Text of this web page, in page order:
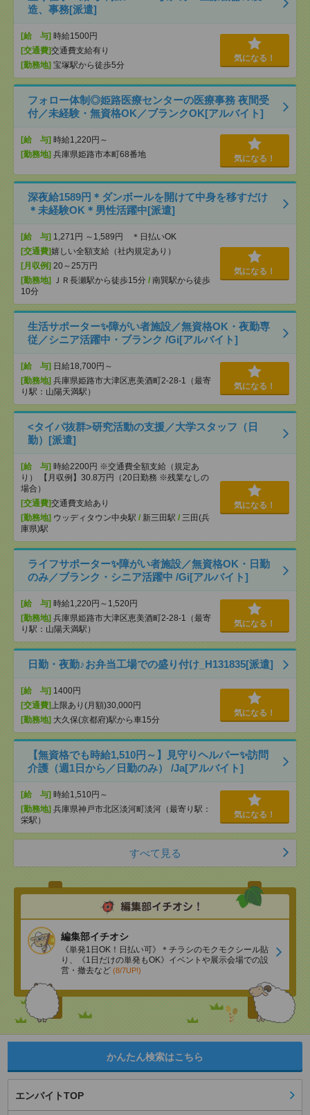
造、事務[派遣]
[給 与] 時給1500円
[交通費]交通費支給有り
[勤務地] 宝塚駅から徒歩5分
気になる！
フォロー体制◎姫路医療センターの医療事務 夜間受
付／未経験・無資格OK／ブランクOK[アルバイト]
[給 与] 時給1,220円～
[勤務地] 兵庫県姫路市本町68番地 気になる！
深夜給1589円＊ダンボールを開けて中身を移すだけ
＊未経験OK＊男性活躍中[派遣]
[給 与] 1,271円 ～1,589円 ＊日払いOK
[交通費]嬉しい全額支給（社内規定あり）
[月収例] 20～25万円
[勤務地]
ＪＲ長瀬駅から徒歩15分 / 南巽駅から徒歩
10分
気になる！
生活サポーター✨障がい者施設／無資格OK・夜勤専
従／シニア活躍中・ブランク /Gi[アルバイト]
[給 与] 日給18,700円～
[勤務地] 兵庫県姫路市大津区恵美酒町2-28-1（最寄
り駅：山陽天満駅）
気になる！
<タイパ抜群>研究活動の支援／大学スタッフ（日
勤）[派遣]
[給 与] 時給2200円 ※交通費全額支給（規定あ
り） 【月収例】30.8万円（20日勤務 ※残業なしの
場合）
[交通費]交通費支給あり
[勤務地] ウッディタウン中央駅 / 新三田駅 / 三田(兵
庫県)駅
気になる！
ライフサポーター✨障がい者施設／無資格OK・日勤
のみ／ブランク・シニア活躍中 /Gi[アルバイト]
[給 与] 時給1,220円～1,520円
[勤務地] 兵庫県姫路市大津区恵美酒町2-28-1（最寄
り駅：山陽天満駅）
気になる！
日勤・夜勤♪お弁当工場での盛り付け_H131835[派遣]
[給 与] 1400円
[交通費] 上限あり(月額)30,000円
[勤務地] 大久保(京都府)駅から車15分
気になる！
【無資格でも時給1,510円～】見守りヘルパー✨訪問
介護（週1日から／日勤のみ） /Ja[アルバイト]
[給 与] 時給1,510円～
[勤務地] 兵庫県神戸市北区淡河町淡河（最寄り駅：
栄駅）
気になる！
すべて見る
編集部イチオシ
《単発1日OK！日払い可》＊チラシのモクモクシール貼
り、《1日だけの単発もOK》イベントや展示会場での設
営・撤去など (8/7UP!)
かんたん検索はこちら
エンバイトTOP